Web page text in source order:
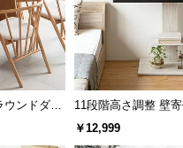
階の高さ調節
ことで3段階の高さ調節が可能。
らゆるケースに対応できます。
ンドダイ
天然木突
11段階高さ調整 壁寄
キャスター付き 上下
￥12,999